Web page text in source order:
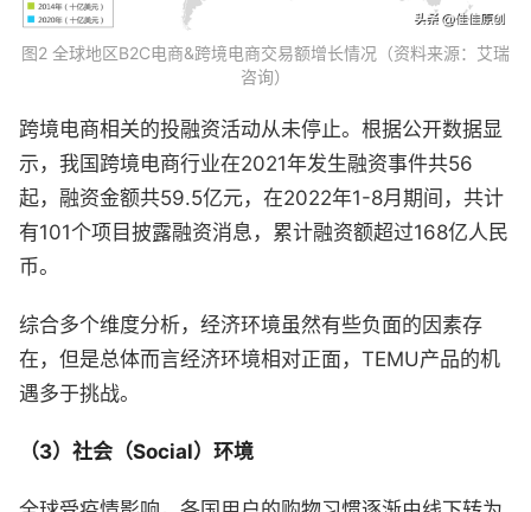
图2 全球地区B2C电商&跨境电商交易额增长情况（资料来源：艾瑞
咨询）
跨境电商相关的投融资活动从未停止。根据公开数据显
示，我国跨境电商行业在2021年发生融资事件共56
起，融资金额共59.5亿元，在2022年1-8月期间，共计
有101个项目披露融资消息，累计融资额超过168亿人民
币。
综合多个维度分析，经济环境虽然有些负面的因素存
在，但是总体而言经济环境相对正面，TEMU产品的机
遇多于挑战。
（3）社会（Social）环境